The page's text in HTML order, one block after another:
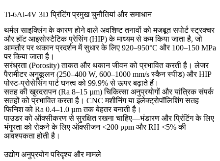
Ti-6Al-4V 3D प्रिंटिंग प्रमुख चुनौतियां और समाधान
थर्मल साइक्लिंग के कारण होने वाले अवशिष्ट तनावों को मजबूतसपोर्ट स्ट्रक्चर
औरहॉट आइसोस्टैटिक प्रेसिंग (HIP)के माध्यम से कम किया जाता है, जो
आमतौर पर थकान प्रदर्शन में सुधार के लिए 920–950°C और 100–150 MPa
पर किया जाता है।
सरंध्रता (Porosity) ताकत और थकान जीवन को प्रभावित करती है। लेजर
पैरामीटर अनुकूलन (250–400 W, 600–1000 mm/s स्कैन स्पीड) और HIP
पोस्ट-प्रोसेसिंग पार्ट घनत्व को 99.9% से ऊपर बढ़ाते हैं।
सतह की खुरदरापन (Ra 8–15 µm) चिकित्सा अनुप्रयोगों और यांत्रिक संपर्क
सतहों को प्रभावित करता है। CNC मशीनिंगयाइलेक्ट्रोपॉलिशिंगसतह
फिनिश को Ra 0.4–1.0 µm तक बेहतर बनाती है।
पाउडर को ऑक्सीकरण से सुरक्षित रखना चाहिए—भंडारण और प्रिंटिंग के लिए
भंगुरता को रोकने के लिए ऑक्सीजन <200 ppm और RH <5% की
आवश्यकता होती है।
उद्योग अनुप्रयोग परिदृश्य और मामले